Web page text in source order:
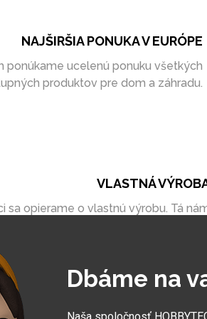
VLASTNÁ
sa opierame o vlastnú výrobu. Tá
NAJŠIRŠIA PONUKA V EURÓPE
ponúkame ucelenú ponuku všetkých
produktov pre dom a záhradu.
Dbáme na